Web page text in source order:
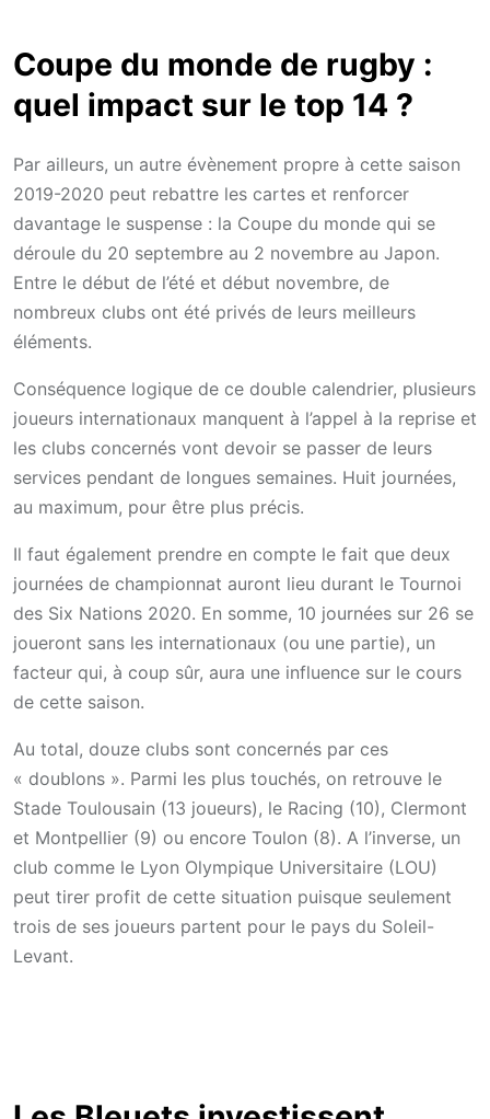
Coupe du monde de rugby :
quel impact sur le top 14 ?
Par ailleurs, un autre évènement propre à cette saison
2019-2020 peut rebattre les cartes et renforcer
davantage le suspense : la Coupe du monde qui se
déroule du 20 septembre au 2 novembre au Japon.
Entre le début de l’été et début novembre, de
nombreux clubs ont été privés de leurs meilleurs
éléments.
Conséquence logique de ce double calendrier, plusieurs
joueurs internationaux manquent à l’appel à la reprise et
les clubs concernés vont devoir se passer de leurs
services pendant de longues semaines. Huit journées,
au maximum, pour être plus précis.
Il faut également prendre en compte le fait que deux
journées de championnat auront lieu durant le Tournoi
des Six Nations 2020. En somme, 10 journées sur 26 se
joueront sans les internationaux (ou une partie), un
facteur qui, à coup sûr, aura une influence sur le cours
de cette saison.
Au total, douze clubs sont concernés par ces
« doublons ». Parmi les plus touchés, on retrouve le
Stade Toulousain (13 joueurs), le Racing (10), Clermont
et Montpellier (9) ou encore Toulon (8). A l’inverse, un
club comme le Lyon Olympique Universitaire (LOU)
peut tirer profit de cette situation puisque seulement
trois de ses joueurs partent pour le pays du Soleil-
Levant.